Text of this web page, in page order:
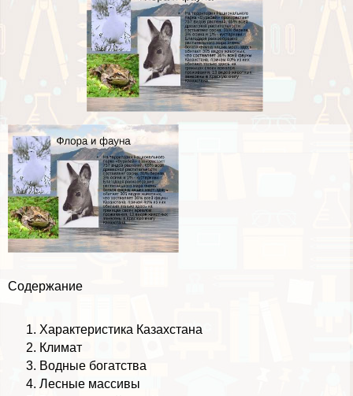
Содержание
Хаpaктеристика Казахстана
Климат
Водные богатства
Лесные массивы